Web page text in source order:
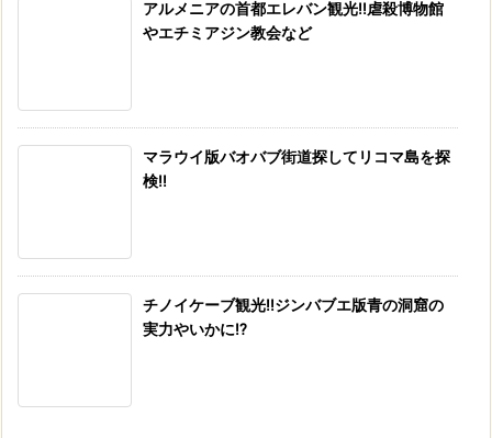
アルメニアの首都エレバン観光!!虐殺博物館
やエチミアジン教会など
マラウイ版バオバブ街道探してリコマ島を探
検!!
チノイケーブ観光!!ジンバブエ版青の洞窟の
実力やいかに!?